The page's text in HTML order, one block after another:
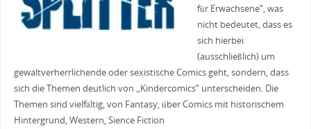
für Erwachsene“, was
nicht bedeutet, dass es
sich hierbei
(ausschließlich) um
gewaltverherrlichende oder sexistische Comics geht, sondern, dass
sich die Themen deutlich von „Kindercomics“ unterscheiden. Die
Themen sind vielfältig, von Fantasy, über Comics mit historischem
Hintergrund, Western, Sience Fiction